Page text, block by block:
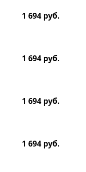
1 694 руб.
1 694 руб.
1 694 руб.
1 694 руб.